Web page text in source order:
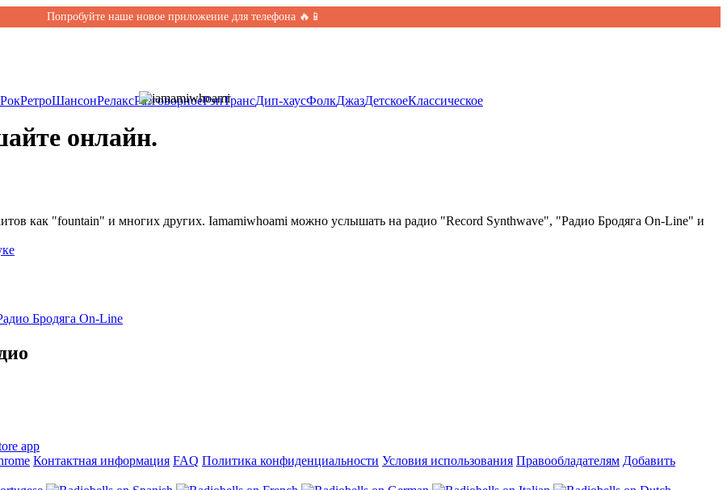
Попробуйте наше новое приложение для телефона 🔥📱
РокРетроШансонРелаксРазговорноеРэпТрансДип-хаусФолкДжазДетскоеКлассическое
онлайн.
как "fountain" и многих других. Iamamiwhoami можно услышать на радио "Record Synthwave", "Радио Бродяга On-Line" и
Бродяга On-Line
Контактная информация FAQ Политика конфиденциальности Условия использования Правообладателям Добавить